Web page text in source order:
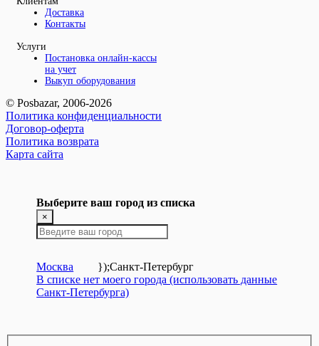
Доставка
Контакты
Услуги
Постановка онлайн-кассы
на учет
Выкуп оборудования
© Posbazar, 2006-2026
Политика конфиденциальности
Договор-оферта
Политика возврата
Карта сайта
Выберите ваш город из списка
×
Москва });Санкт-Петербург
В списке нет моего города (использовать данные
Санкт-Петербурга)